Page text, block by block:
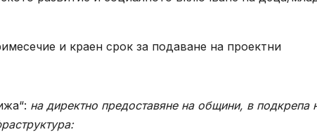
и краен срок за подаване на проектни
на директно предоставяне на общини, в подкрепа